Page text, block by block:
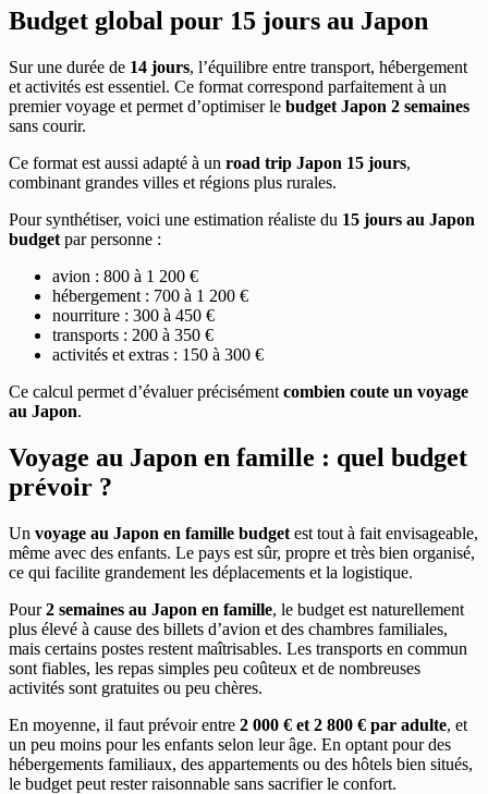
Budget global pour 15 jours au Japon
Sur une durée de 14 jours, l’équilibre entre transport, hébergement
et activités est essentiel. Ce format correspond parfaitement à un
premier voyage et permet d’optimiser le budget Japon 2 semaines
sans courir.
Ce format est aussi adapté à un road trip Japon 15 jours,
combinant grandes villes et régions plus rurales.
Pour synthétiser, voici une estimation réaliste du 15 jours au Japon
budget par personne :
avion : 800 à 1 200 €
hébergement : 700 à 1 200 €
nourriture : 300 à 450 €
transports : 200 à 350 €
activités et extras : 150 à 300 €
Ce calcul permet d’évaluer précisément combien coute un voyage
au Japon.
Voyage au Japon en famille : quel budget
prévoir ?
Un voyage au Japon en famille budget est tout à fait envisageable,
même avec des enfants. Le pays est sûr, propre et très bien organisé,
ce qui facilite grandement les déplacements et la logistique.
Pour2 semaines au Japon en famille, le budget est naturellement
plus élevé à cause des billets d’avion et des chambres familiales,
mais certains postes restent maîtrisables. Les transports en commun
sont fiables, les repas simples peu coûteux et de nombreuses
activités sont gratuites ou peu chères.
En moyenne, il faut prévoir entre 2 000 € et 2 800 € par adulte, et
un peu moins pour les enfants selon leur âge. En optant pour des
hébergements familiaux, des appartements ou des hôtels bien situés,
le budget peut rester raisonnable sans sacrifier le confort.